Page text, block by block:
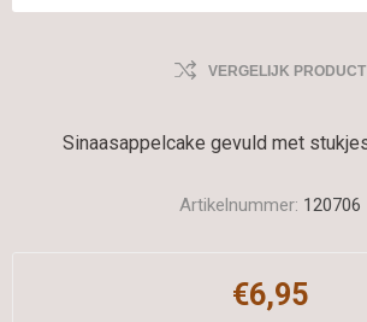
VERGELIJK PRODUCT
Sinaasappelcake gevuld met
Artikelnummer: 120706
€6,95